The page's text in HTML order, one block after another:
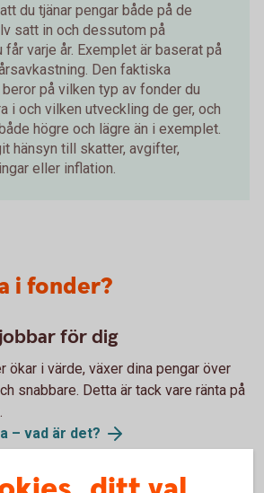
du tjänar pengar både på de
satt in och dessutom på
får varje år. Exemplet är baserat på
Den faktiska
på vilken typ av fonder du
i och vilken utveckling de ger, och
högre och lägre än i exemplet.
hänsyn till skatter, avgifter,
eller inflation.
i fonder?
för dig
ökar i värde, växer dina pengar över
snabbare. Detta är tack vare ränta på
– vad är det?
risken
ökar eller minskar i värde, så